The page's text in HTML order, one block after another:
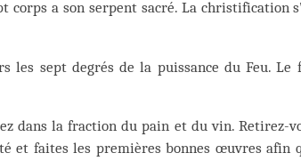
corps a son serpent sacré. La christification
les sept degrés de la puissance du Feu. Le
dans la fraction du pain et du vin. Retirez-
et faites les premières bonnes œuvres afin